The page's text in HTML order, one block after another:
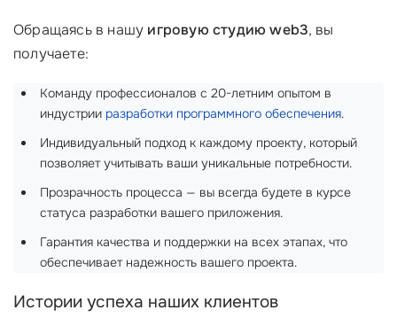
Обращаясь в нашу игровую студию web3, вы
получаете:
Команду профессионалов с 20-летним опытом в
индустрии разработки программного обеспечения. ‍‍
Индивидуальный подход к каждому проекту, который
позволяет учитывать ваши уникальные потребности.
Прозрачность процесса — вы всегда будете в курсе
статуса разработки вашего приложения.
Гарантия качества и поддержки на всех этапах, что
обеспечивает надежность вашего проекта.
Истории успеха наших клиентов